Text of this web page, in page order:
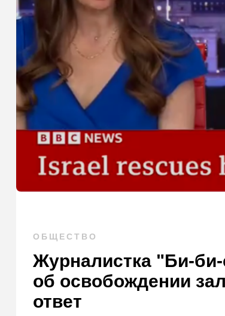
ОБЩЕСТВО
Журналистка "Би-
об освобождении
ответ